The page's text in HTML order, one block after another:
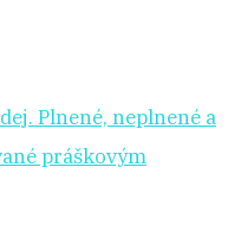
Plnené, neplnené a
práškovým